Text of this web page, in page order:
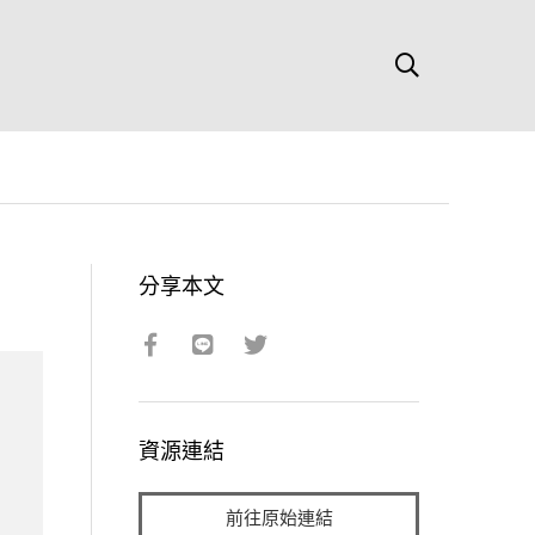
分享本文
資源連結
前往原始連結